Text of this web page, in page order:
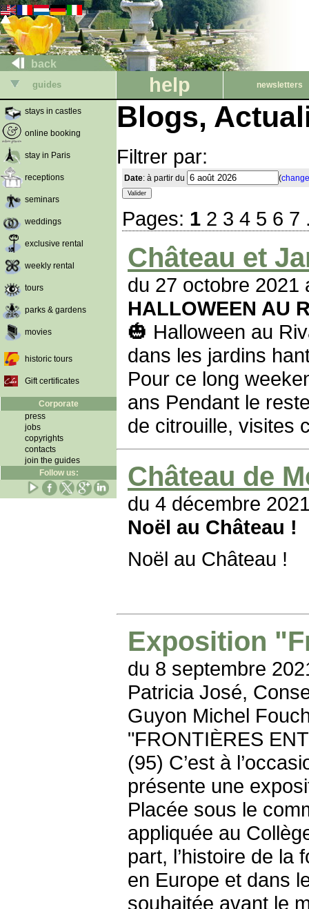
back
guides help newsletters
stays in castles
online booking
stay in Paris
receptions
seminars
weddings
exclusive rental
weekly rental
tours
parks & gardens
movies
historic tours
Gift certificates
Corporate
press
jobs
copyrights
contacts
join the guides
Follow us:
Blogs,
Filtrer par:
Date: à partir du (
Pages: 1 2 3 4 5 6 7
Château et
du 27 octobre 2021
HALLOWEEN AU
🎃 Halloween au
dans les jardins
Pour ce long
ans Pendant le
de citrouille, visites
Château de
du 4 décembre
Noël au Château !
Noël au Château !
Exposition
du 8 septembre
Patricia José,
Guyon Michel
"FRONTIÈRES
(95) C’est à
présente une
Placée sous le
appliquée au
part, l’histoire de la
en Europe et dans
souhaitée avant le